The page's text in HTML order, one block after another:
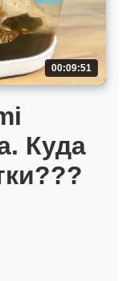
00:09:51
Куда